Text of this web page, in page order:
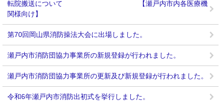
転院搬送について 【瀬戸内市内各医療機
関様向け】
第70回岡山県消防操法大会に出場しました。
瀬戸内市消防団協力事業所の新規登録が行われました。
瀬戸内市消防団協力事業所の更新及び新規登録が行われました。
令和6年瀬戸内市消防出初式を挙行しました。